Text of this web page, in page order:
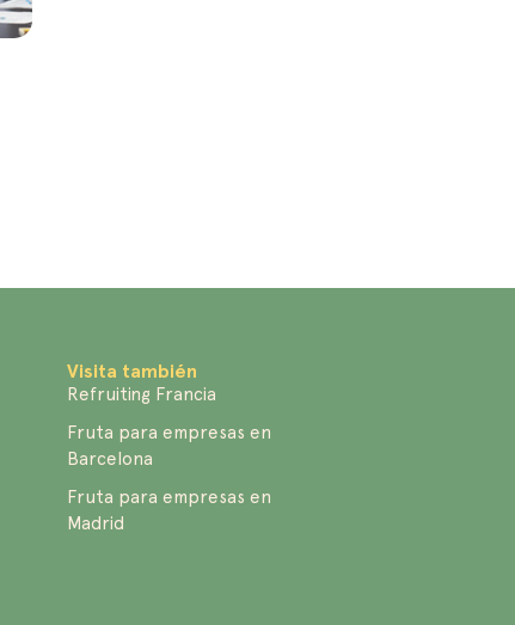
Visita también
Refruiting Francia
Fruta para empresas en
Barcelona
Fruta para empresas en
Madrid